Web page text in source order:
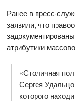
Ранее в пресс-
заявили, что
атрибутики
«Столичная
Сергея
которого